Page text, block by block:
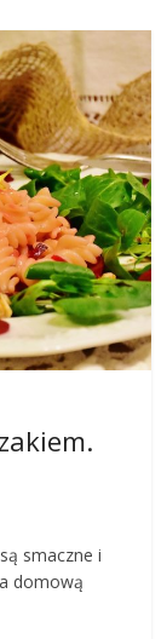
smaczne i
domową